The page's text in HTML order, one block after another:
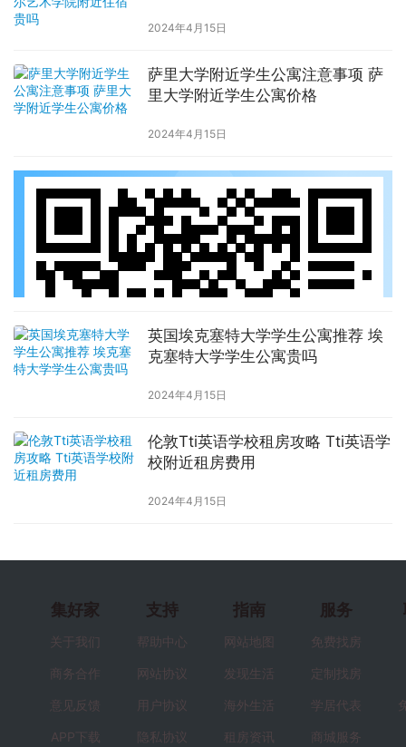
2024年4月15日
萨里大学附近学生公寓注意事项 萨
里大学附近学生公寓价格
2024年4月15日
英国埃克塞特大学学生公寓推荐 埃
克塞特大学学生公寓贵吗
2024年4月15日
伦敦Tti英语学校租房攻略 Tti英语学
校附近租房费用
2024年4月15日
集好家
关于我们
商务合作
意见反馈
APP下载
支持
帮助中心
网站协议
用户协议
隐私协议
指南
网站地图
发现生活
海外生活
租房资讯
服务
免费找房
定制找房
学居代表
商城服务